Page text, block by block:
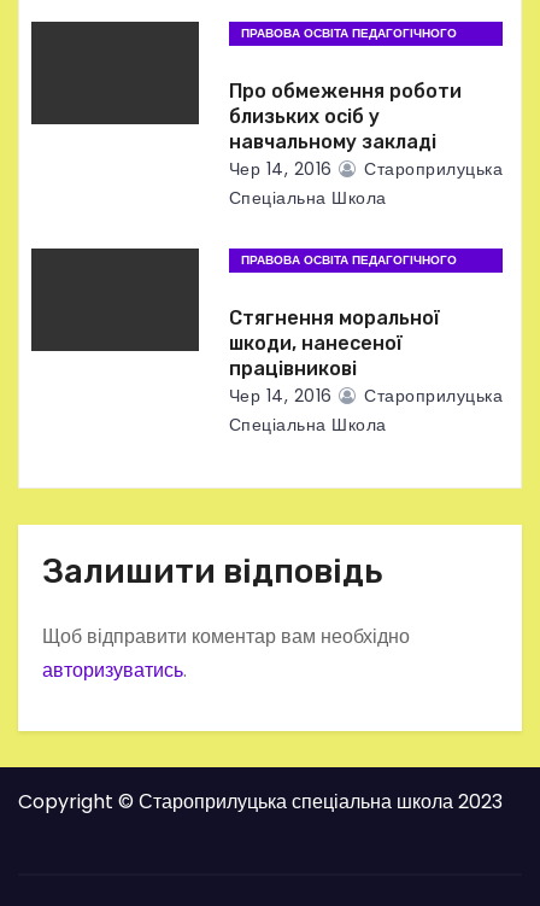
і
ПРАВОВА ОСВІТА ПЕДАГОГІЧНОГО
Про обмеження роботи
близьких осіб у
навчальному закладі
Чер 14, 2016
Староприлуцька
Спеціальна Школа
ПРАВОВА ОСВІТА ПЕДАГОГІЧНОГО
Стягнення моральної
шкоди, нанесеної
працівникові
Чер 14, 2016
Староприлуцька
Спеціальна Школа
Залишити відповідь
Щоб відправити коментар вам необхідно
авторизуватись.
Copyright © Староприлуцька спеціальна школа 2023